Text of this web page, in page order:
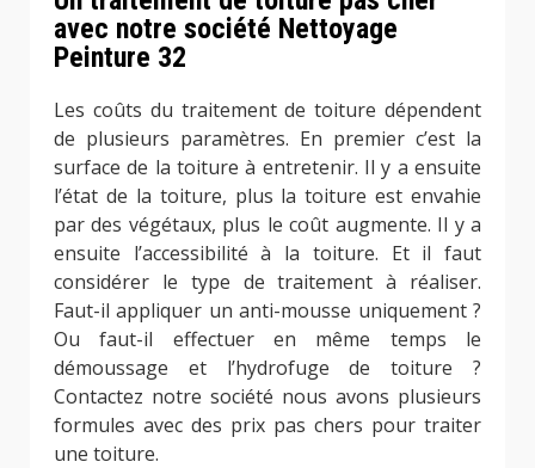
avec notre société Nettoyage
Peinture 32
Les coûts du traitement de toiture dépendent
de plusieurs paramètres. En premier c’est la
surface de la toiture à entretenir. Il y a ensuite
l’état de la toiture, plus la toiture est envahie
par des végétaux, plus le coût augmente. Il y a
ensuite l’accessibilité à la toiture. Et il faut
considérer le type de traitement à réaliser.
Faut-il appliquer un anti-mousse uniquement ?
Ou faut-il effectuer en même temps le
démoussage et l’hydrofuge de toiture ?
Contactez notre société nous avons plusieurs
formules avec des prix pas chers pour traiter
une toiture.